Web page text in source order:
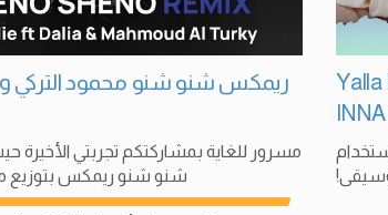
ريمكس شنو شنو محمود التركي و
مسرور للغاية بمشاركتكم تجربتي الأخيرة
شنو شنو ريمكس بتوزيع
Yalla